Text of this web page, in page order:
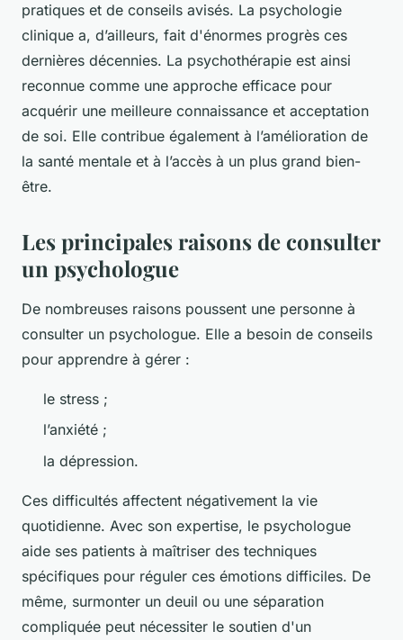
pratiques et de conseils avisés. La psychologie
clinique a, d’ailleurs, fait d'énormes progrès ces
dernières décennies. La psychothérapie est ainsi
reconnue comme une approche efficace pour
acquérir une meilleure connaissance et acceptation
de soi. Elle contribue également à l’amélioration de
la santé mentale et à l’accès à un plus grand bien-
être.
Les principales raisons de consulter
un psychologue
De nombreuses raisons poussent une personne à
consulter un psychologue. Elle a besoin de conseils
pour apprendre à gérer :
le stress ;
l’anxiété ;
la dépression.
Ces difficultés affectent négativement la vie
quotidienne. Avec son expertise, le psychologue
aide ses patients à maîtriser des techniques
spécifiques pour réguler ces émotions difficiles. De
même, surmonter un deuil ou une séparation
compliquée peut nécessiter le soutien d'un